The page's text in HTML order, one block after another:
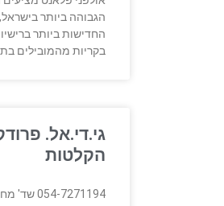
הגבוהה ביותר
החדישות ביותר
בקריות מהמובילים
גי.די.אל.
הקלטות
054-7271194 שד' מח"ל 7 (מערבית) קרית חיים